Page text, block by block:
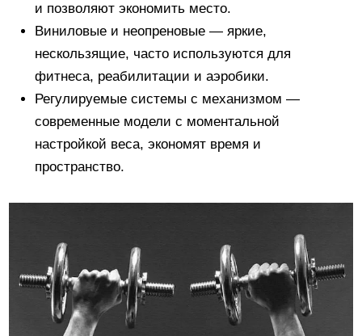
и позволяют экономить место.
Виниловые и неопреновые — яркие,
нескользящие, часто используются для
фитнеса, реабилитации и аэробики.
Регулируемые системы с механизмом —
современные модели с моментальной
настройкой веса, экономят время и
пространство.